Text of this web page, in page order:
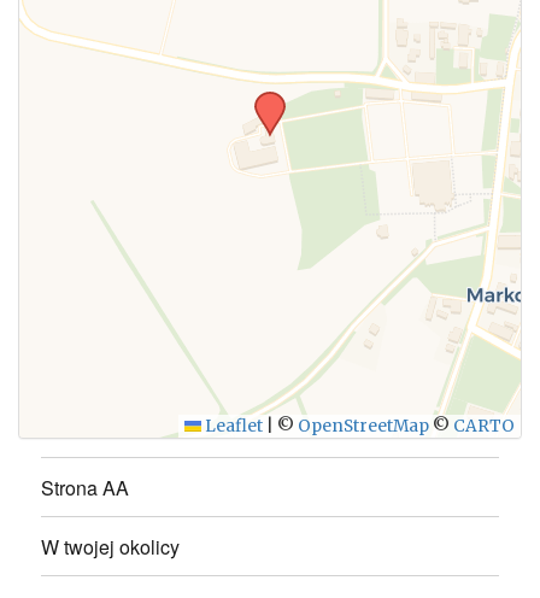
Leaflet © OpenStreetMap © CARTO
Strona AA
W twojej okolicy